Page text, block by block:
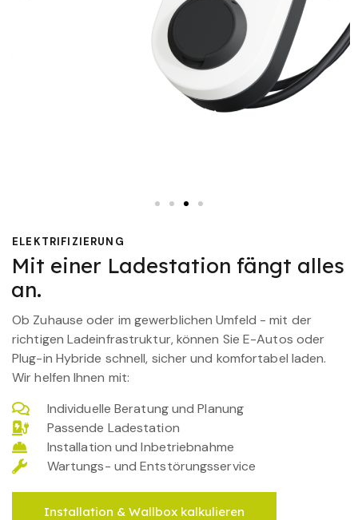
ELEKTRIFIZIERUNG
Mit einer Ladestation fängt alles
an.
Ob Zuhause oder im gewerblichen Umfeld - mit der
richtigen Ladeinfrastruktur, können Sie E-Autos oder
Plug-in Hybride schnell, sicher und komfortabel laden.
Wir helfen Ihnen mit:
Individuelle Beratung und Planung
Passende Ladestation
Installation und Inbetriebnahme
Wartungs- und Entstörungsservice
Installation & Wallbox kalkulieren